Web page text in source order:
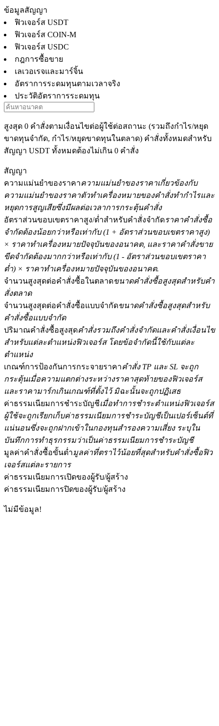
ฟิวเจอร์ส
ฟิวเจอร์สที่ใช้ USDT เป็นหลักประกัน
ฟิวเจอร์ส COIN-M
ฟิวเจอร์สสกุลเงินดิจิทัล
TradFi
อนุพันธ์ของหุ้น ฟอเร็กซ์ โลหะมีค่า และสินค้าโภคภัณฑ์
ฟิวเจอร์ส USDC
ข้อมูลสัญญา
ฟิวเจอร์ส USDT
ฟิวเจอร์ส COIN-M
ฟิวเจอร์ส USDC
กฎการซื้อขาย
เลเวอเรจและมาร์จิ้น
อัตราการระดมทุนตามเวลาจริง
ประวัติอัตราการระดมทุน
สูงสุด 0 คำสั่งตามเงื่อนไขต่อผู้ใช้ต่อสถานะ (รวมถึงกำไร/หยุด
ขาดทุนจำกัด, กำไร/หยุดขาดทุนในตลาด) คำสั่งทั้งหมดสำหรับ
สัญญา USDT ทั้งหมดต้องไม่เกิน 0 คำสั่ง
สัญญา
ความแม่นยำของราคาความแม่นยำของราคาเกี่ยวข้องกับ
ความแม่นยำของราคาตัวทำเครื่องหมายของคำสั่งทำกำไรและ
หยุดการสูญเสียซึ่งมีผลต่อเวลาการกระตุ้นคำสั่ง
อัตราส่วนขอบเขตราคาสูง/ต่ำสำหรับคำสั่งจำกัดราคาคำสั่งซื้อ
จำกัดต้องน้อยกว่าหรือเท่ากับ (1 + อัตราส่วนขอบเขตราคาสูง)
× ราคาทำเครื่องหมายปัจจุบันของอนาคต, และราคาคำสั่งขาย
ขีดจำกัดต้องมากกว่าหรือเท่ากับ (1 - อัตราส่วนขอบเขตราคา
ต่ำ) × ราคาทำเครื่องหมายปัจจุบันของอนาคต.
จำนวนสูงสุดต่อคำสั่งซื้อในตลาดขนาดคำสั่งซื้อสูงสุดสำหรับคำ
สั่งตลาด
จำนวนสูงสุดต่อคำสั่งซื้อแบบจำกัดขนาดคำสั่งซื้อสูงสุดสำหรับ
คำสั่งซื้อแบบจำกัด
ปริมาณคำสั่งซื้อสูงสุดคำสั่งรวมถึงคำสั่งจำกัดและคำสั่งเงื่อนไข
สำหรับแต่ละตำแหน่งฟิวเจอร์ส โดยข้อจำกัดนี้ใช้กับแต่ละ
ตำแหน่ง
เกณฑ์การป้องกันการกระจายราคาคำสั่ง TP และ SL จะถูก
กระตุ้นเมื่อความแตกต่างระหว่างราคาสุดท้ายของฟิวเจอร์ส
และราคามาร์กเกินเกณฑ์ที่ตั้งไว้ มิฉะนั้นจะถูกปฏิเสธ
ค่าธรรมเนียมการชำระบัญชีเมื่อทำการชำระตำแหน่งฟิวเจอร์ส
ผู้ใช้จะถูกเรียกเก็บค่าธรรมเนียมการชำระบัญชีเป็นเปอร์เซ็นต์ที่
แน่นอนซึ่งจะถูกฝากเข้าในกองทุนสำรองความเสี่ยง ระบุใน
บันทึกการทำธุรกรรมว่าเป็นค่าธรรมเนียมการชำระบัญชี
มูลค่าคำสั่งซื้อขั้นต่ำมูลค่าที่ตราไว้น้อยที่สุดสำหรับคำสั่งซื้อฟิว
เจอร์สแต่ละรายการ
ค่าธรรมเนียมการเปิดของผู้รับ/ผู้สร้าง
ค่าธรรมเนียมการปิดของผู้รับ/ผู้สร้าง
ไม่มีข้อมูล!